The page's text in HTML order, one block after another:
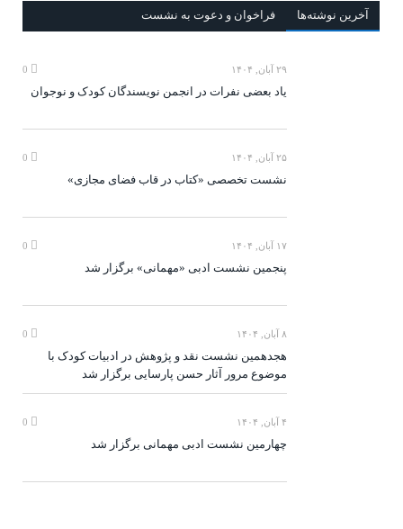
آخرين‌ نوشته‌ها فراخوان و دعوت به نشست
۲۹ آبان, ۱۴۰۴
یاد بعضی نفرات در انجمن نویسندگان کودک و نوجوان
۲۵ آبان, ۱۴۰۴
نشست تخصصی «کتاب در قاب فضای مجازی»
۱۷ آبان, ۱۴۰۴
پنجمین نشست ادبی «مهمانی» برگزار شد
۸ آبان, ۱۴۰۴
هجدهمین نشست نقد و پژوهش در ادبیات کودک با
موضوع مرور آثار حسن پارسایی برگزار شد
۴ آبان, ۱۴۰۴
چهارمین نشست ادبی مهمانی برگزار شد